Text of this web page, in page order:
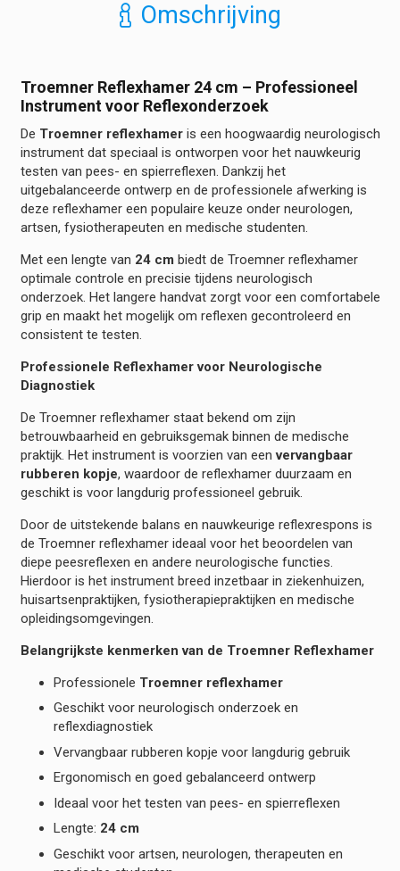
Omschrijving
Troemner Reflexhamer 24 cm – Professioneel
Instrument voor Reflexonderzoek
De Troemner reflexhameris een hoogwaardig neurologisch
instrument dat speciaal is ontworpen voor het nauwkeurig
testen van pees- en spierreflexen. Dankzij het
uitgebalanceerde ontwerp en de professionele afwerking is
deze reflexhamer een populaire keuze onder neurologen,
artsen, fysiotherapeuten en medische studenten.
Met een lengte van 24 cm biedt de Troemner reflexhamer
optimale controle en precisie tijdens neurologisch
onderzoek. Het langere handvat zorgt voor een comfortabele
grip en maakt het mogelijk om reflexen gecontroleerd en
consistent te testen.
Professionele Reflexhamer voor Neurologische
Diagnostiek
De Troemner reflexhamer staat bekend om zijn
betrouwbaarheid en gebruiksgemak binnen de medische
praktijk. Het instrument is voorzien van eenvervangbaar
rubberen kopje, waardoor de reflexhamer duurzaam en
geschikt is voor langdurig professioneel gebruik.
Door de uitstekende balans en nauwkeurige reflexrespons is
de Troemner reflexhamer ideaal voor het beoordelen van
diepe peesreflexen en andere neurologische functies.
Hierdoor is het instrument breed inzetbaar in ziekenhuizen,
huisartsenpraktijken, fysiotherapiepraktijken en medische
opleidingsomgevingen.
Belangrijkste kenmerken van de Troemner Reflexhamer
Professionele Troemner reflexhamer
Geschikt voor neurologisch onderzoek en
reflexdiagnostiek
Vervangbaar rubberen kopje voor langdurig gebruik
Ergonomisch en goed gebalanceerd ontwerp
Ideaal voor het testen van pees- en spierreflexen
Lengte: 24 cm
Geschikt voor artsen, neurologen, therapeuten en